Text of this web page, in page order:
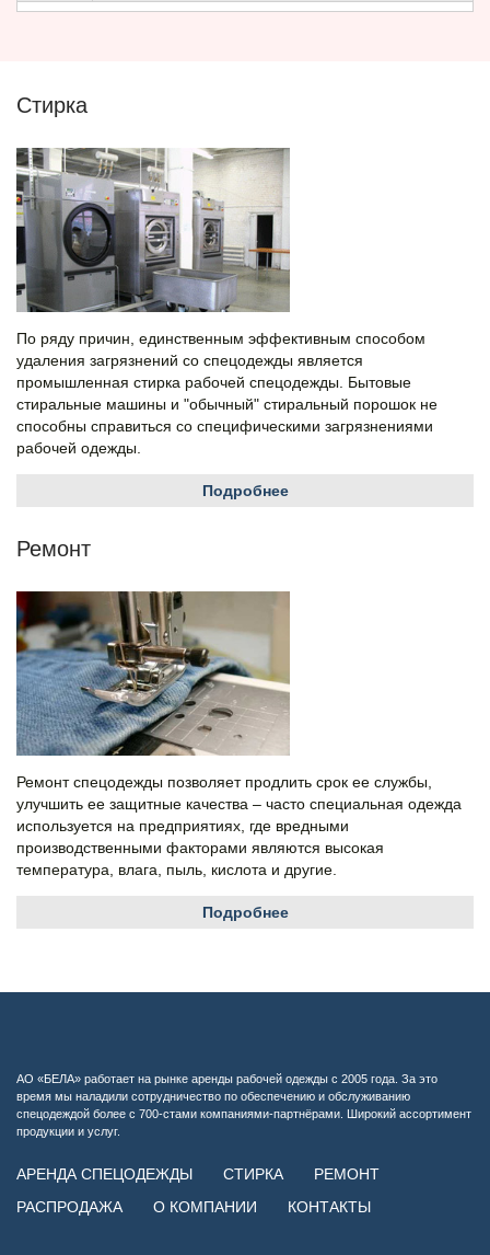
Стирка
По ряду причин, единственным эффективным способом
удаления загрязнений со спецодежды является
промышленная стирка рабочей спецодежды. Бытовые
стиральные машины и "обычный" стиральный порошок не
способны справиться со специфическими загрязнениями
рабочей одежды.
Подробнее
Ремонт
Ремонт спецодежды позволяет продлить срок ее службы,
улучшить ее защитные качества – часто специальная одежда
используется на предприятиях, где вредными
производственными факторами являются высокая
температура, влага, пыль, кислота и другие.
Подробнее
АО «БЕЛА» работает на рынке аренды рабочей одежды с 2005 года. За это
время мы наладили сотрудничество по обеспечению и обслуживанию
спецодеждой более с 700-стами компаниями-партнёрами. Широкий ассортимент
продукции и услуг.
АРЕНДА СПЕЦОДЕЖДЫ СТИРКА
РЕМОНТ
РАСПРОДАЖА
О КОМПАНИИ КОНТАКТЫ